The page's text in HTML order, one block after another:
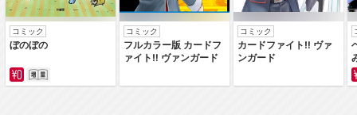
宇宙戦艦ヤマト 完結編
コミック
ぼのぼの
コミック
フルカラー版 カードフ
ァイト‼ ヴァンガード
コミック
カードファイト‼ ヴァ
ンガード